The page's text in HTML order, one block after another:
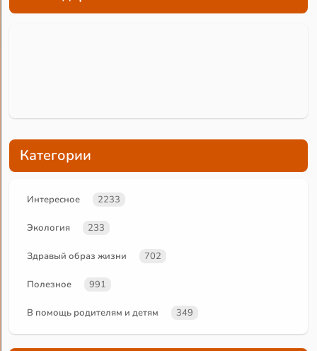
Категории
Интересное 2233
Экология 233
Здравый образ жизни 702
Полезное 991
В помощь родителям и детям 349